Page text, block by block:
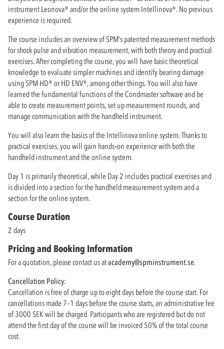
instrument Leonova® and/or the online system Intellinova®. No previous
experience is required.
The course includes an overview of SPM’s patented measurement methods
for shock pulse and vibration measurement, with both theory and practical
exercises. After completing the course, you will have basic theoretical
knowledge to evaluate simpler machines and identify bearing damage
using SPM HD® or HD ENV®, among other things. You will also have
learned the fundamental functions of the Condmaster software and be
able to create measurement points, set up measurement rounds, and
manage communication with the handheld instrument.
You will also learn the basics of the Intellinova online system. Thanks to
practical exercises, you will gain hands‑on experience with both the
handheld instrument and the online system.
Day 1 is primarily theoretical, while Day 2 includes practical exercises and
is divided into a section for the handheld measurement system and a
section for the online system.
Course Duration
2 days
Pricing and Booking Information
For a quotation, please contact us atacademy@spminstrument.se.
Cancellation Policy:
Cancellation is free of charge up to eight days before the course start. For
cancellations made 7–1 days before the course starts, an administrative fee
of 3000 SEK will be charged. Participants who are registered but do not
attend the first day of the course will be invoiced 50% of the total course
cost.